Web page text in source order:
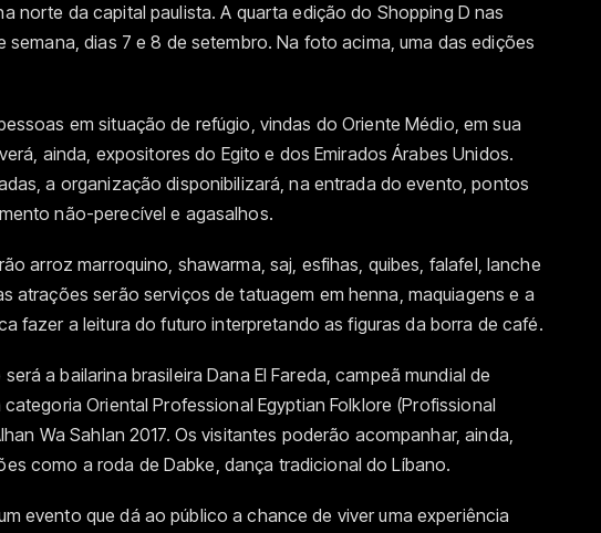
norte da capital paulista. A quarta edição do Shopping D nas
semana, dias 7 e 8 de setembro. Na foto acima, uma das edições
em situação de refúgio, vindas do Oriente Médio, em sua
ainda, expositores do Egito e dos Emirados Árabes Unidos.
a organização disponibilizará, na entrada do evento, pontos
não-perecível e agasalhos.
arroz marroquino, shawarma, saj, esfihas, quibes, falafel, lanche
atrações serão serviços de tatuagem em henna, maquiagens e a
fazer a leitura do futuro interpretando as figuras da borra de café.
a bailarina brasileira Dana El Fareda, campeã mundial de
Oriental Professional Egyptian Folklore (Profissional
Wa Sahlan 2017. Os visitantes poderão acompanhar, ainda,
como a roda de Dabke, dança tradicional do Líbano.
evento que dá ao público a chance de viver uma experiência